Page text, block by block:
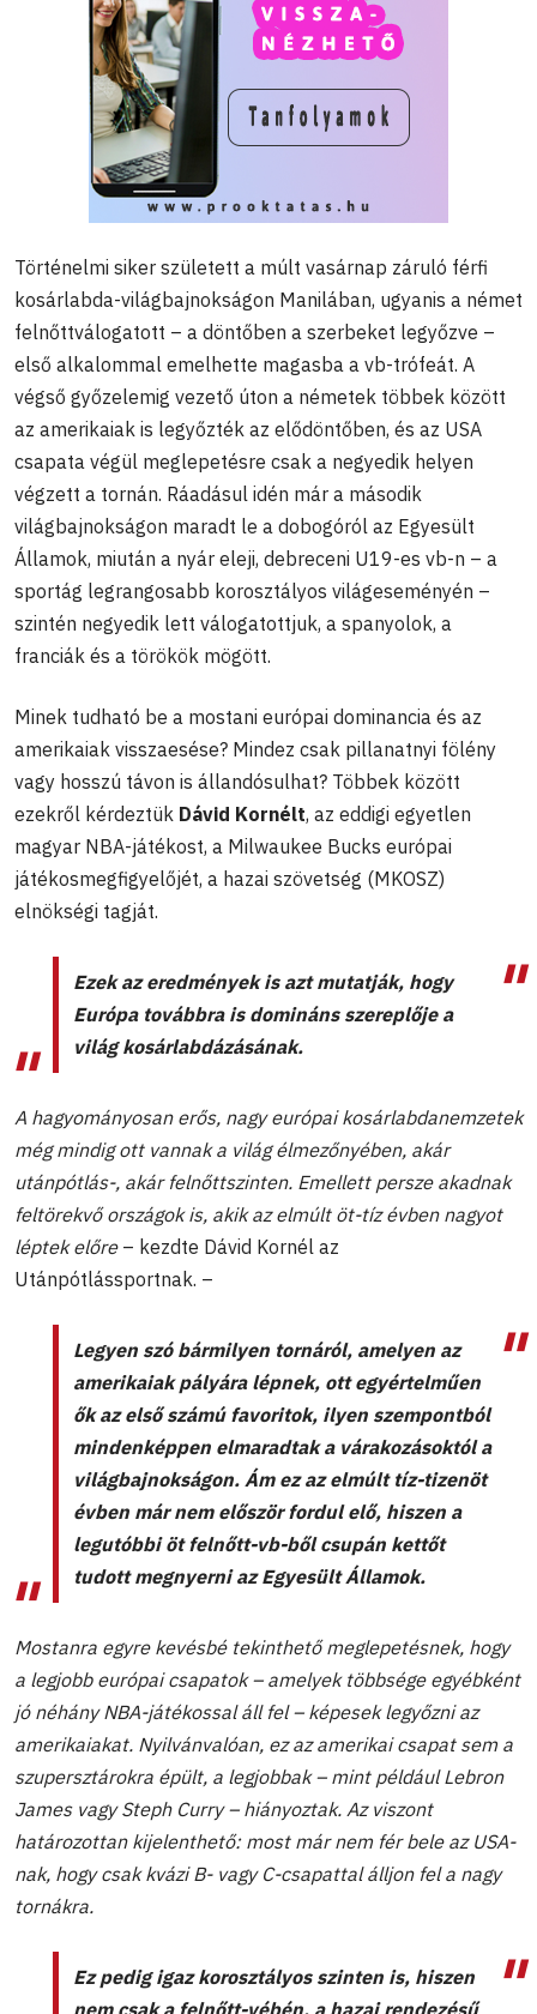
Történelmi siker született a múlt vasárnap záruló férfi
kosárlabda-világbajnokságon Manilában, ugyanis a német
felnőttválogatott – a döntőben a szerbeket legyőzve –
első alkalommal emelhette magasba a vb-trófeát. A
végső győzelemig vezető úton a németek többek között
az amerikaiak is legyőzték az elődöntőben, és az USA
csapata végül meglepetésre csak a negyedik helyen
végzett a tornán. Ráadásul idén már a második
világbajnokságon maradt le a dobogóról az Egyesült
Államok, miután a nyár eleji, debreceni U19-es vb-n – a
sportág legrangosabb korosztályos világeseményén –
szintén negyedik lett válogatottjuk, a spanyolok, a
franciák és a törökök mögött.
Minek tudható be a mostani európai dominancia és az
amerikaiak visszaesése? Mindez csak pillanatnyi fölény
vagy hosszú távon is állandósulhat? Többek között
ezekről kérdeztük Dávid Kornélt, az eddigi egyetlen
magyar NBA-játékost, a Milwaukee Bucks európai
játékosmegfigyelőjét, a hazai szövetség (MKOSZ)
elnökségi tagját.
Ezek az eredmények is azt mutatják, hogy
Európa továbbra is domináns szereplője a
világ kosárlabdázásának.
A hagyományosan erős, nagy európai kosárlabdanemzetek
még mindig ott vannak a világ élmezőnyében, akár
utánpótlás-, akár felnőttszinten. Emellett persze akadnak
feltörekvő országok is, akik az elmúlt öt-tíz évben nagyot
léptek előre– kezdte Dávid Kornél az
Utánpótlássportnak. –
Legyen szó bármilyen tornáról, amelyen az
amerikaiak pályára lépnek, ott egyértelműen
ők az első számú favoritok, ilyen szempontból
mindenképpen elmaradtak a várakozásoktól a
világbajnokságon. Ám ez az elmúlt tíz-tizenöt
évben már nem először fordul elő, hiszen a
legutóbbi öt felnőtt-vb-ből csupán kettőt
tudott megnyerni az Egyesült Államok.
Mostanra egyre kevésbé tekinthető meglepetésnek, hogy
a legjobb európai csapatok – amelyek többsége egyébként
jó néhány NBA-játékossal áll fel – képesek legyőzni az
amerikaiakat. Nyilvánvalóan, ez az amerikai csapat sem a
szupersztárokra épült, a legjobbak – mint például Lebron
James vagy Steph Curry – hiányoztak. Az viszont
határozottan kijelenthető: most már nem fér bele az USA-
nak, hogy csak kvázi B- vagy C-csapattal álljon fel a nagy
tornákra.
Ez pedig igaz korosztályos szinten is, hiszen
nem csak a felnőtt-vébén, a hazai rendezésű